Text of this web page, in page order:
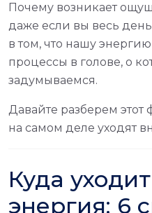
Почему возникает
даже если вы весь
в том, что нашу
процессы в голове, о
задумываемся.
Давайте разберем
на самом деле уходят
Куда
энергия: 6